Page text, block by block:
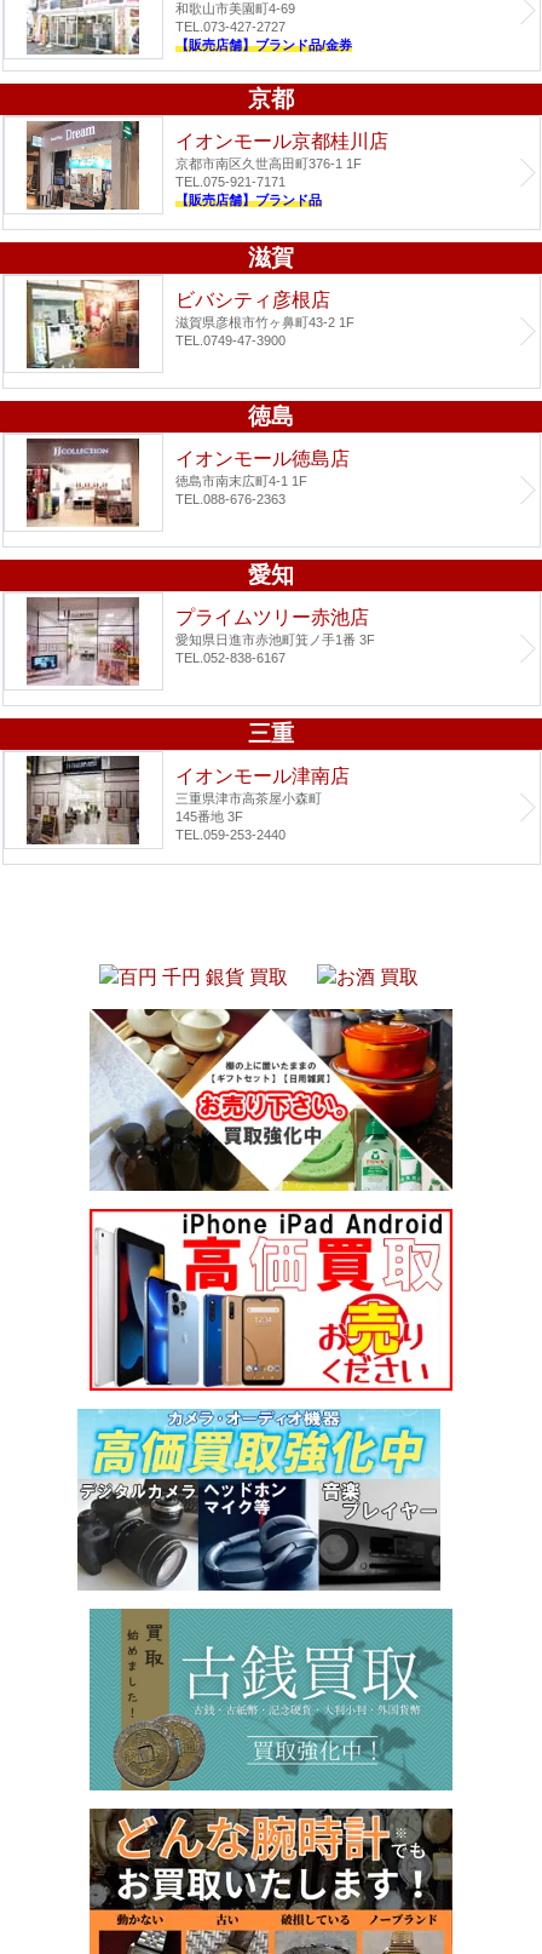
和歌山市美園町4-69
TEL.073-427-2727
【販売店舗】ブランド品/金券
京都
イオンモール京都桂川店
京都市南区久世高田町376-1 1F
TEL.075-921-7171
【販売店舗】ブランド品
滋賀
ビバシティ彦根店
滋賀県彦根市竹ヶ鼻町43-2 1F
TEL.0749-47-3900
徳島
イオンモール徳島店
徳島市南末広町4-1 1F
TEL.088-676-2363
愛知
プライムツリー赤池店
愛知県日進市赤池町箕ノ手1番 3F
TEL.052-838-6167
三重
イオンモール津南店
三重県津市高茶屋小森町
145番地 3F
TEL.059-253-2440